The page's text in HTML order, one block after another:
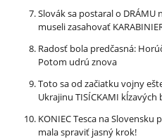
Slovák sa postaral o DRÁMU
museli zasahovať
Radosť bola predčasná:
Potom udrú znova
Toto sa od začiatku vojny
Ukrajinu TISÍCKAMI kĺzavých
KONIEC Tesca na
mala spraviť jasný krok!